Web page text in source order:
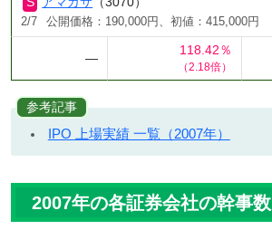
2/7 公開価格：190,000円、初値：415,000円
―
118.42％
（2.18倍）
参考記事
IPO 上場実績 一覧（2007年）
2007年の各証券会社の幹事数